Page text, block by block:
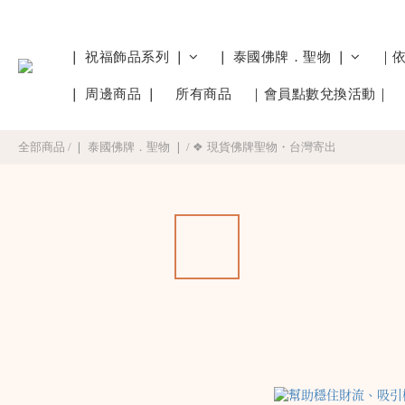
❘ 祝福飾品系列 ❘ ❘ 泰國佛牌．聖物 ❘ ｜
❘ 周邊商品 ❘ 所有商品 ｜會員點數兌換活動｜
全部商品 / ❘ 泰國佛牌．聖物 ❘ / ❖ 現貨佛牌聖物・台灣寄出